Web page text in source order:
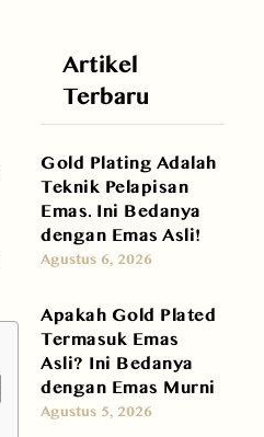
Artikel
Terbaru
Gold Plating Adalah
Teknik Pelapisan
Emas. Ini Bedanya
dengan Emas Asli!
Agustus 6, 2026
Apakah Gold Plated
Termasuk Emas
Asli? Ini Bedanya
dengan Emas Murni
Agustus 5, 2026